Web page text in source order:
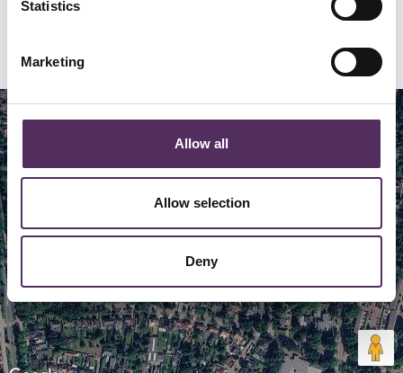
Statistics
Marketing
Allow all
Allow selection
Deny
Map Satellite